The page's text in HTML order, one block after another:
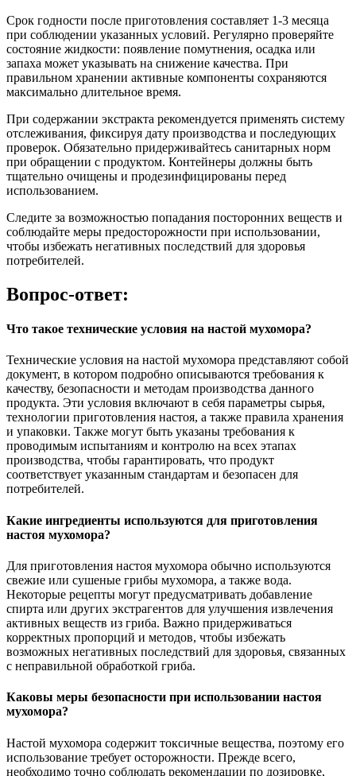
Срок годности после приготовления составляет 1-3 месяца
при соблюдении указанных условий. Регулярно проверяйте
состояние жидкости: появление помутнения, осадка или
запаха может указывать на снижение качества. При
правильном хранении активные компоненты сохраняются
максимально длительное время.
При содержании экстракта рекомендуется применять систему
отслеживания, фиксируя дату производства и последующих
проверок. Обязательно придерживайтесь санитарных норм
при обращении с продуктом. Контейнеры должны быть
тщательно очищены и продезинфицированы перед
использованием.
Следите за возможностью попадания посторонних веществ и
соблюдайте меры предосторожности при использовании,
чтобы избежать негативных последствий для здоровья
потребителей.
Вопрос-ответ:
Что такое технические условия на настой мухомора?
Технические условия на настой мухомора представляют собой
документ, в котором подробно описываются требования к
качеству, безопасности и методам производства данного
продукта. Эти условия включают в себя параметры сырья,
технологии приготовления настоя, а также правила хранения
и упаковки. Также могут быть указаны требования к
проводимым испытаниям и контролю на всех этапах
производства, чтобы гарантировать, что продукт
соответствует указанным стандартам и безопасен для
потребителей.
Какие ингредиенты используются для приготовления
настоя мухомора?
Для приготовления настоя мухомора обычно используются
свежие или сушеные грибы мухомора, а также вода.
Некоторые рецепты могут предусматривать добавление
спирта или других экстрагентов для улучшения извлечения
активных веществ из гриба. Важно придерживаться
корректных пропорций и методов, чтобы избежать
возможных негативных последствий для здоровья, связанных
с неправильной обработкой гриба.
Каковы меры безопасности при использовании настоя
мухомора?
Настой мухомора содержит токсичные вещества, поэтому его
использование требует осторожности. Прежде всего,
необходимо точно соблюдать рекомендации по дозировке,